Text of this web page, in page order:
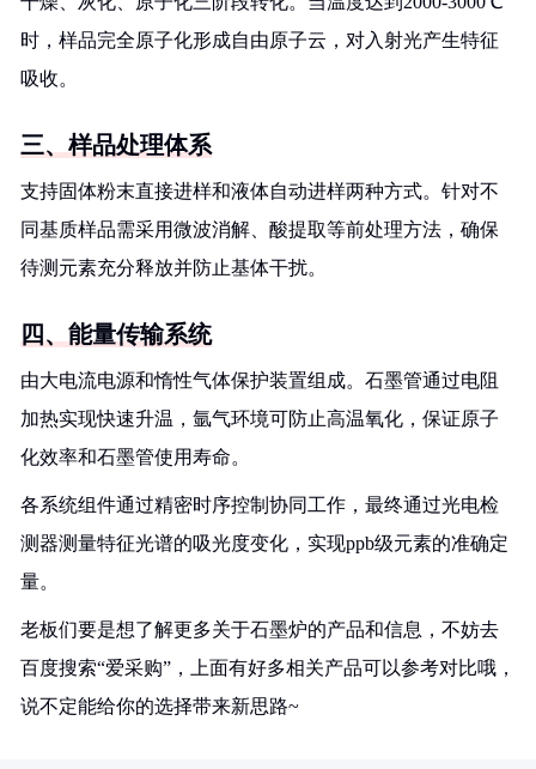
时，样品完全原子化形成自由原子云，对入射光产生特征
吸收。
三、样品处理体系
支持固体粉末直接进样和液体自动进样两种方式。针对不
同基质样品需采用微波消解、酸提取等前处理方法，确保
待测元素充分释放并防止基体干扰。
四、能量传输系统
由大电流电源和惰性气体保护装置组成。石墨管通过电阻
加热实现快速升温，氩气环境可防止高温氧化，保证原子
化效率和石墨管使用寿命。
各系统组件通过精密时序控制协同工作，最终通过光电检
测器测量特征光谱的吸光度变化，实现ppb级元素的准确定
量。
老板们要是想了解更多关于石墨炉的产品和信息，不妨去
百度搜索“爱采购”，上面有好多相关产品可以参考对比哦，
说不定能给你的选择带来新思路~